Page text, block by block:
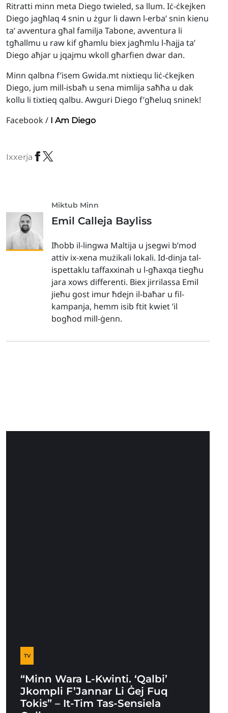
Ritratti minn meta Diego twieled, sa llum. Iċ-ċkejken
Diego jagħlaq 4 snin u żgur li dawn l-erba’ snin kienu
ta’ avventura għal familja Tabone, avventura li
tgħallmu u raw kif għamlu biex jagħmlu l-ħajja ta’
Diego aħjar u jqajmu wkoll għarfien dwar dan.
Minn qalbna f’isem Gwida.mt nixtiequ liċ-ċkejken
Diego, jum mill-isbaħ u sena mimlija saħħa u dak
kollu li tixtieq qalbu. Awguri Diego f’għeluq sninek!
Facebook / I Am Diego
Ixxerja
Miktub Minn
Emil Calleja Bayliss
Iħobb il-lingwa Maltija u jsegwi b’mod
attiv ix-xena mużikali lokali. Id-dinja tal-
ispettaklu taffaxxinah u l-għaxqa tiegħu
jara xows differenti. Biex jirrilassa Emil
jieħu gost imur ħdejn il-baħar u fil-
kampanja, hemm isib ftit kwiet ’il
bogħod mill-ġenn.
TV
“Minn Wara L-Kwinti. ‘Qalbi’
Jkompli F’Jannar Li Ġej Fuq
Tokis” – It-Tim Tas-Sensiela